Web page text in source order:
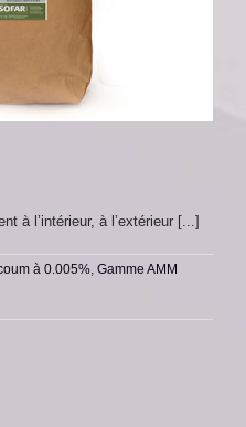
à l’intérieur, à l’extérieur [...]
à 0.005%, Gamme AMM